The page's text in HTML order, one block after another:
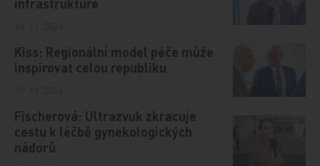
Kiss: Regionální model péče může
inspirovat celou republiku
Fischerová: Ultrazvuk zkracuje
cestu k léčbě gynekologických
nádorů